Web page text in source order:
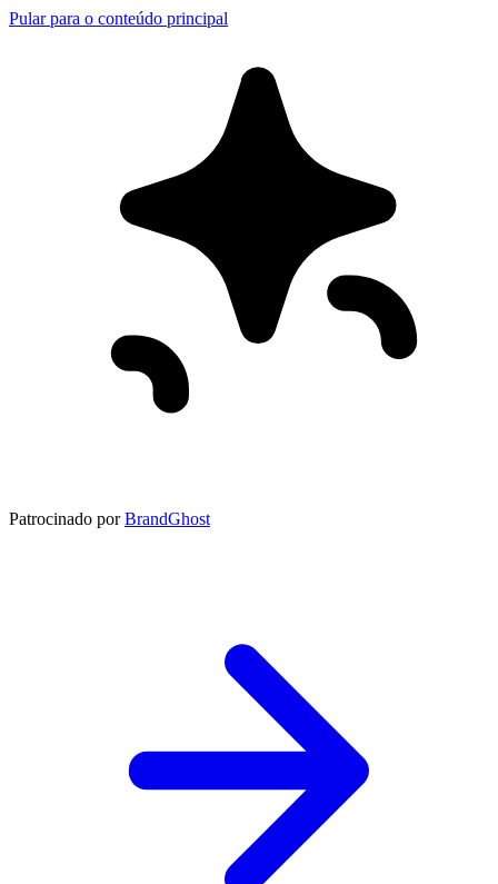
Pular para o conteúdo principal
Patrocinado por BrandGhost